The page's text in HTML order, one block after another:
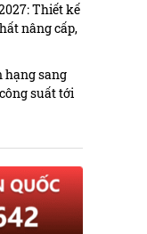
Thiết kế
nâng cấp,
hạng sang
suất tới